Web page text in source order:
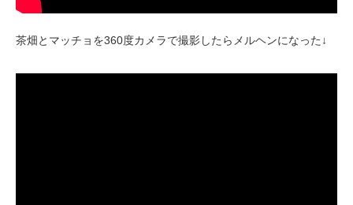
茶畑とマッチョを360度カメラで撮影したらメルヘンになった↓